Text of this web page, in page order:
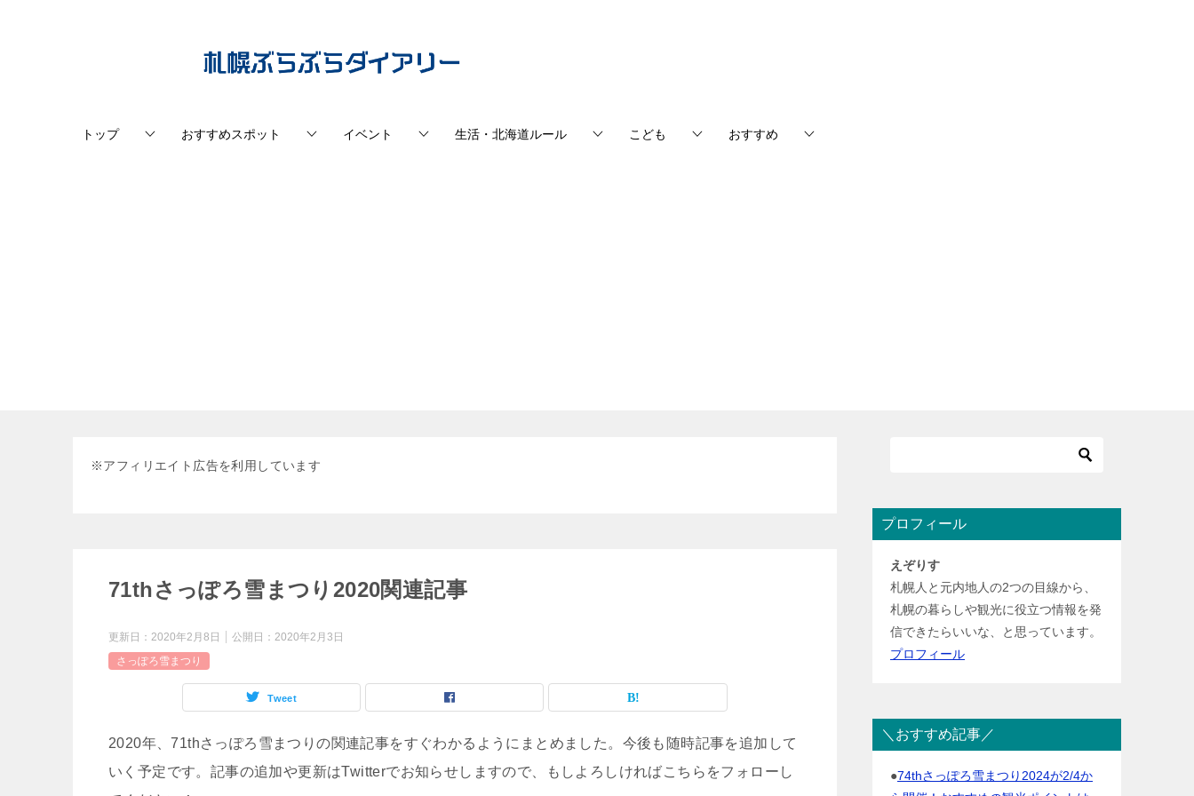
トップ おすすめスポット イベント 生活・北海道ルール こども おすすめ
※アフィリエイト広告を利用しています
71thさっぽろ雪まつり2020関連記事
更新日： 2020年2月8日 公開日： 2020年2月3日
さっぽろ雪まつり
Tweet
2020年、71thさっぽろ雪まつりの関連記事をすぐわかるようにまとめました。今後も随時記事を追加して
いく予定です。記事の追加や更新はTwitterでお知らせしますので、もしよろしければこちらをフォローし
プロフィール
えぞりす
札幌人と元内地人の2つの目線から、
札幌の暮らしや観光に役立つ情報を発
信できたらいいな、と思っています。
プロフィール
＼おすすめ記事／
●74thさっぽろ雪まつり2024が2/4か